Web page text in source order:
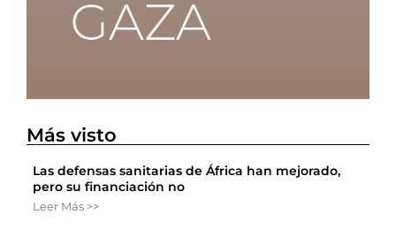
Más visto
Las defensas sanitarias de África han mejorado,
pero su financiación no
Leer Más >>